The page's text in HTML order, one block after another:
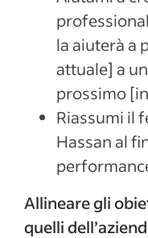
la aiuterà a
attuale] a
prossimo
Riassumi il
Hassan al
Allineare gli
quelli